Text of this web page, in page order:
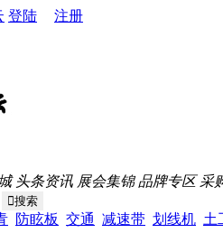
登陆
注册
头条资讯 展会集锦 品牌专区 采
防眩板 交通 减速带 划线机 土